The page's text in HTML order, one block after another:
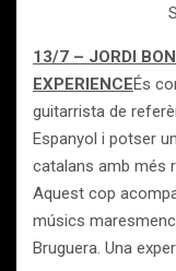
13/7 – JORDI
EXPERIENCEÉs
guitarrista de
Espanyol i potser
catalans amb més
Aquest cop
músics
Bruguera. Una